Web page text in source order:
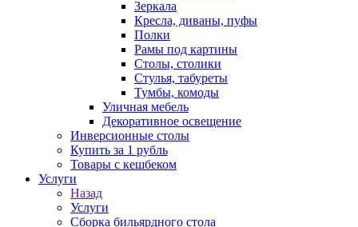
Зеркала
Кресла, диваны, пуфы
Полки
Рамы под картины
Столы, столики
Стулья, табуреты
Тумбы, комоды
Уличная мебель
Декоративное освещение
Инверсионные столы
Купить за 1 рубль
Товары с кешбеком
Услуги
Назад
Услуги
Сборка бильярдного стола